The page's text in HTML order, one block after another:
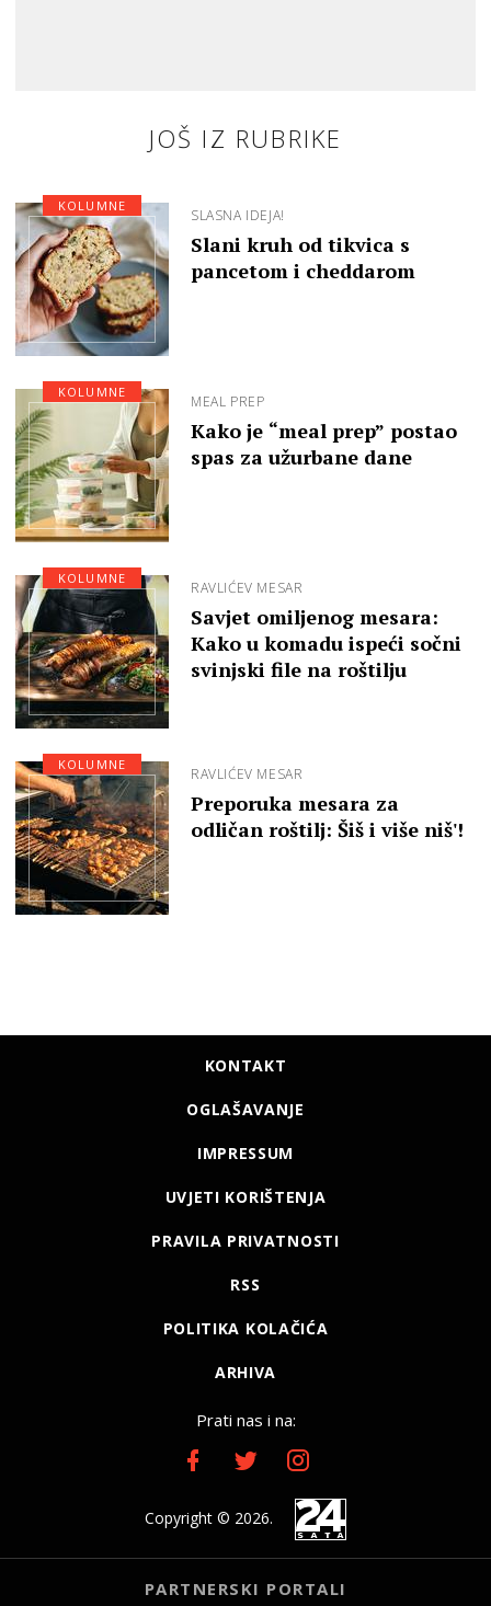
JOŠ IZ RUBRIKE
SLASNA IDEJA!
Slani kruh od tikvica s
pancetom i cheddarom
KOLUMNE
MEAL PREP
Kako je “meal prep” postao
spas za užurbane dane
KOLUMNE
RAVLIĆEV MESAR
Savjet omiljenog mesara:
Kako u komadu ispeći sočni
svinjski file na roštilju
KOLUMNE
RAVLIĆEV MESAR
Preporuka mesara za
odličan roštilj: Šiš i više niš'!
KOLUMNE
KONTAKT
OGLAŠAVANJE
IMPRESSUM
UVJETI KORIŠTENJA
PRAVILA PRIVATNOSTI
RSS
POLITIKA KOLAČIĆA
ARHIVA
Prati nas i na:
Copyright © 2026.
PARTNERSKI PORTALI